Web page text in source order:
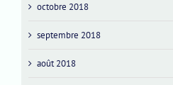
octobre 2018
septembre 2018
août 2018